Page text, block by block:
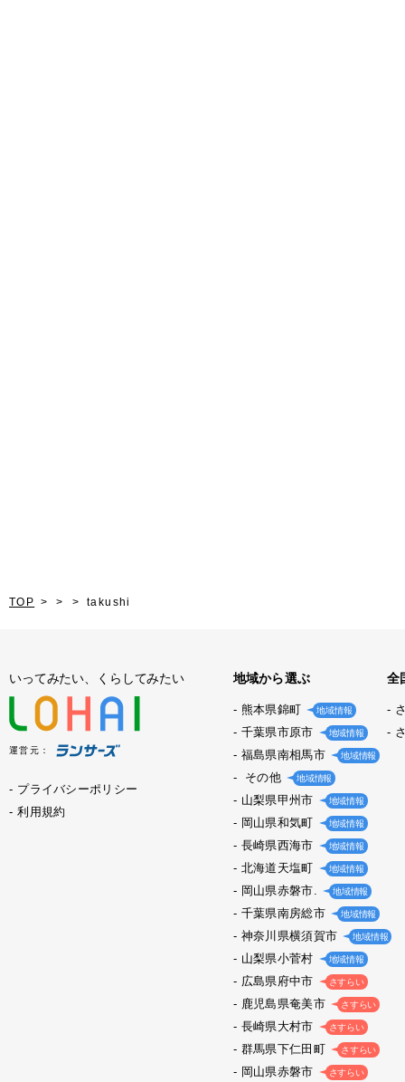
TOP takushi
いってみたい、くらしてみたい
運営元：
プライバシーポリシー
利用規約
地域から選ぶ
熊本県錦町 地域情報
千葉県市原市 地域情報
福島県南相馬市 地域情報
その他 地域情報
山梨県甲州市 地域情報
岡山県和気町 地域情報
長崎県西海市 地域情報
北海道天塩町 地域情報
岡山県赤磐市. 地域情報
千葉県南房総市 地域情報
神奈川県横須賀市 地域情報
山梨県小菅村 地域情報
広島県府中市 さすらい
鹿児島県奄美市 さすらい
長崎県大村市 さすらい
群馬県下仁田町 さすらい
岡山県赤磐市 さすらい
全